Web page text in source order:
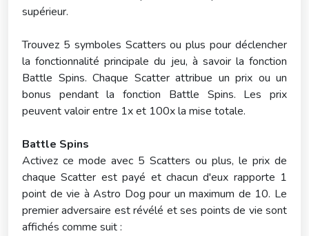
supérieur.
Trouvez 5 symboles Scatters ou plus pour déclencher
la fonctionnalité principale du jeu, à savoir la fonction
Battle Spins. Chaque Scatter attribue un prix ou un
bonus pendant la fonction Battle Spins. Les prix
peuvent valoir entre 1x et 100x la mise totale.
Battle Spins
Activez ce mode avec 5 Scatters ou plus, le prix de
chaque Scatter est payé et chacun d'eux rapporte 1
point de vie à Astro Dog pour un maximum de 10. Le
premier adversaire est révélé et ses points de vie sont
affichés comme suit :